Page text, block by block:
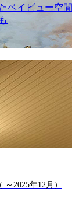
ベイビュー空間
2025年12月）